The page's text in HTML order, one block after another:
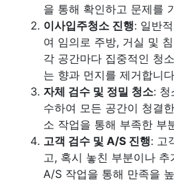
을 통해 확인하고 문제를
이사입주청소 진행: 일반
여 임의로 주방, 거실 및
각 공간마다 집중적인 청
는 향과 먼지를 제거합니
자체 검수 및 정밀 청소: 청
수하여 모든 공간이 청결
소 작업을 통해 부족한 부
고객 검수 및 A/S 진행: 고
고, 혹시 놓친 부분이나
A/S 작업을 통해 만족을